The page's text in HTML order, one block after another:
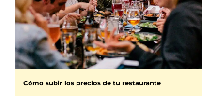
Cómo subir los precios de tu restaurante